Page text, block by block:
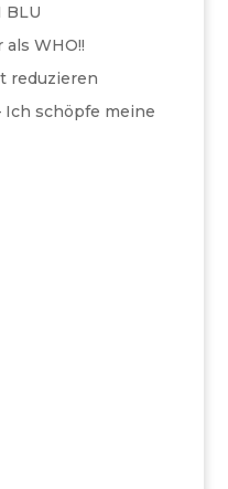
BLU
WHO!!
reduzieren
Ich schöpfe meine